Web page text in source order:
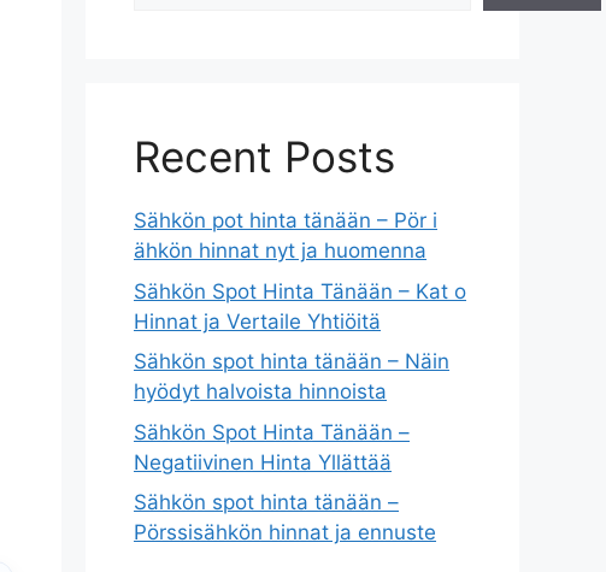
Recent Posts
Sähkön pot hinta tänään – Pör i
ähkön hinnat nyt ja huomenna
Sähkön Spot Hinta Tänään – Kat o
Hinnat ja Vertaile Yhtiöitä
Sähkön spot hinta tänään – Näin
hyödyt halvoista hinnoista
Sähkön Spot Hinta Tänään –
Negatiivinen Hinta Yllättää
Sähkön spot hinta tänään –
Pörssisähkön hinnat ja ennuste